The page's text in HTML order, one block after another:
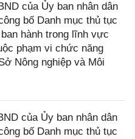
của Ủy ban nhân dân
bố Danh mục thủ tục
hành trong lĩnh vực
phạm vi chức năng
Nông nghiệp và Môi
của Ủy ban nhân dân
bố Danh mục thủ tục